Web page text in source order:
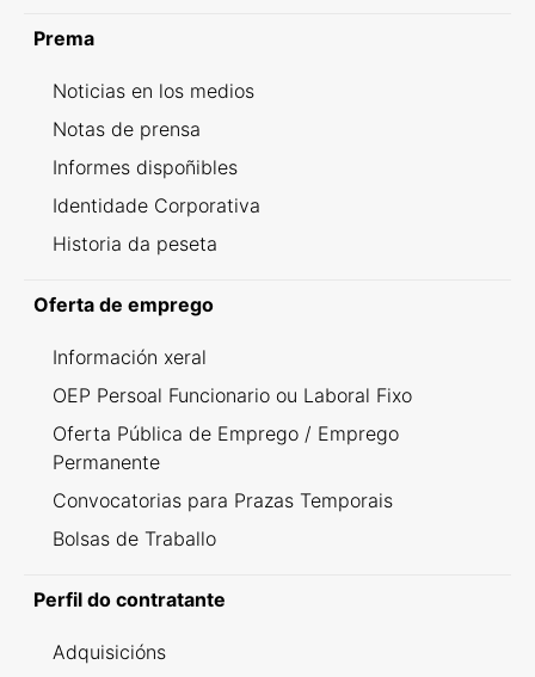
Prema
Noticias en los medios
Notas de prensa
Informes dispoñibles
Identidade Corporativa
Historia da peseta
Oferta de emprego
Información xeral
OEP Persoal Funcionario ou Laboral Fixo
Oferta Pública de Emprego / Emprego
Permanente
Convocatorias para Prazas Temporais
Bolsas de Traballo
Perfil do contratante
Adquisicións